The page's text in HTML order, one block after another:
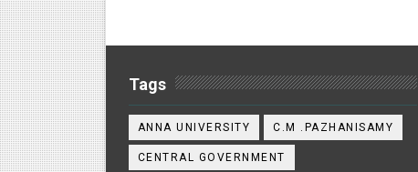
Tags
ANNA UNIVERSITY C.M .PAZHANISAMY
CENTRAL GOVERNMENT